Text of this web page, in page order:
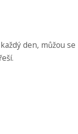
den, můžou se